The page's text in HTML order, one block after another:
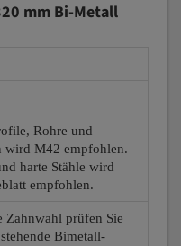
mm Bi-Metall
Rohre und
wird M42 empfohlen.
harte Stähle wird
empfohlen.
Zahnwahl prüfen Sie
Bimetall-